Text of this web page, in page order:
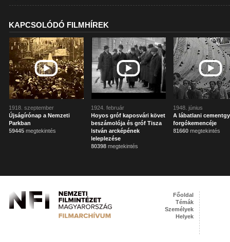
KAPCSOLÓDÓ FILMHÍREK
1918. szeptember
Újságírónap a Nemzeti
Parkban
59445 megtekintés
1924. február
Hoyos gróf kaposvári követ
beszámolója és gróf Tisza
István arcképének
leleplezése
80398 megtekintés
1948. június
A lábatlani
forgókemencéje
81660 megtekintés
Főoldal
Témák
Személyek
Helyek